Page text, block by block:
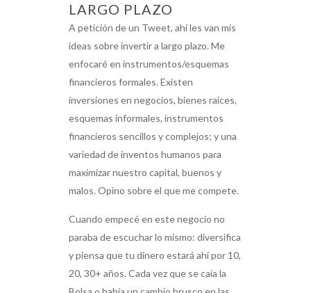
LARGO PLAZO
A petición de un Tweet, ahí les van mis
ideas sobre invertir a largo plazo. Me
enfocaré en instrumentos/esquemas
financieros formales. Existen
inversiones en negocios, bienes raíces,
esquemas informales, instrumentos
financieros sencillos y complejos; y una
variedad de inventos humanos para
maximizar nuestro capital, buenos y
malos. Opino sobre el que me compete.
Cuando empecé en este negocio no
paraba de escuchar lo mismo: diversifica
y piensa que tu dinero estará ahí por 10,
20, 30+ años. Cada vez que se caía la